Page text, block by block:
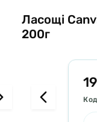
Ласощі
200г